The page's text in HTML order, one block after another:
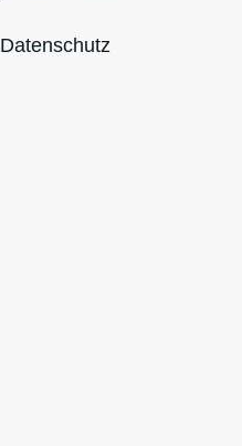
Datenschutz